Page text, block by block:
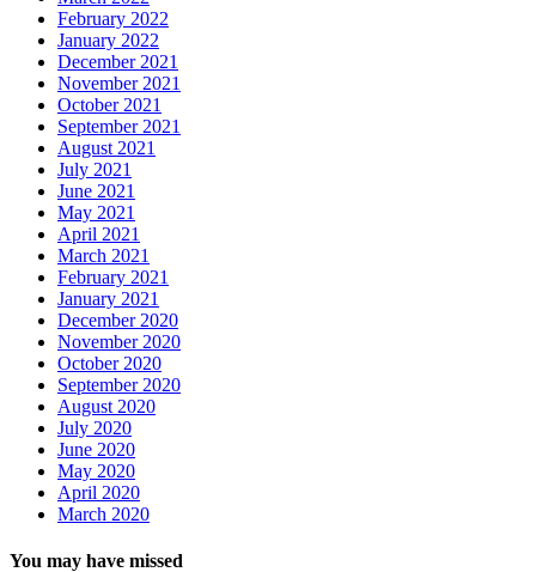
February 2022
January 2022
December 2021
November 2021
October 2021
September 2021
August 2021
July 2021
June 2021
May 2021
April 2021
March 2021
February 2021
January 2021
December 2020
November 2020
October 2020
September 2020
August 2020
July 2020
June 2020
May 2020
April 2020
March 2020
You may have missed